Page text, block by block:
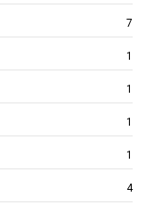
7
1
1
1
1
4